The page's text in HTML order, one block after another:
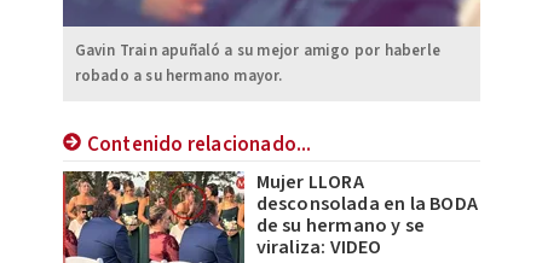
Gavin Train apuñaló a su mejor amigo por haberle
robado a su hermano mayor.
Contenido relacionado...
Mujer LLORA
desconsolada en la BODA
de su hermano y se
viraliza: VIDEO